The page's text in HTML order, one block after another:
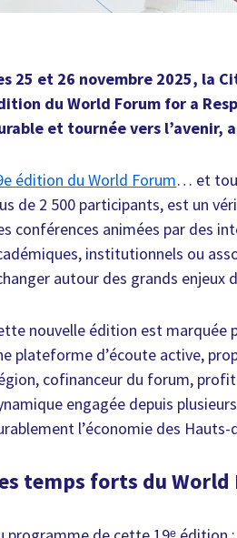
25 et 26 novembre 2025, la
du World Forum for a
et tournée vers l’avenir,
édition du World Forum… et
de 2 500 participants, est un
conférences animées par des
institutionnels ou
autour des grands enjeux
nouvelle édition est marquée
plateforme d’écoute active,
cofinanceur du forum,
engagée depuis
l’économie des Hauts-
temps forts du World